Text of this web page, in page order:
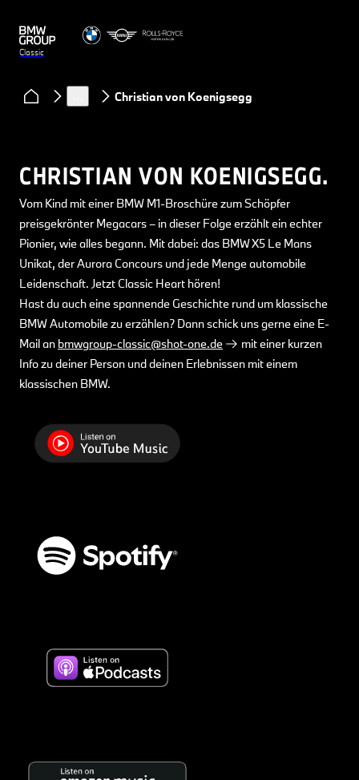
Classic
Clubs & Community
Podcast Classic Heart
Christian von Koenigsegg
CHRISTIAN VON KOENIGSEGG.
Vom Kind mit einer BMW M1-Broschüre zum Schöpfer
preisgekrönter Megacars – in dieser Folge erzählt ein echter
Pionier, wie alles begann. Mit dabei: das BMW X5 Le Mans
Unikat, der Aurora Concours und jede Menge automobile
Leidenschaft. Jetzt Classic Heart hören!
Hast du auch eine spannende Geschichte rund um klassische
BMW Automobile zu erzählen? Dann schick uns gerne eine E-
Mail an bmwgroup-classic@shot-one.de
mit einer kurzen
Info zu deiner Person und deinen Erlebnissen mit einem
klassischen BMW.